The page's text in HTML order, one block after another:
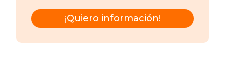
¡Quiero información!